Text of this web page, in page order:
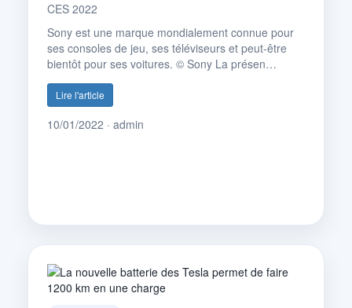
CES 2022
Sony est une marque mondialement connue pour
ses consoles de jeu, ses téléviseurs et peut-être
bientôt pour ses voitures. © Sony La présen…
Lire l'article
10/01/2022 · admin